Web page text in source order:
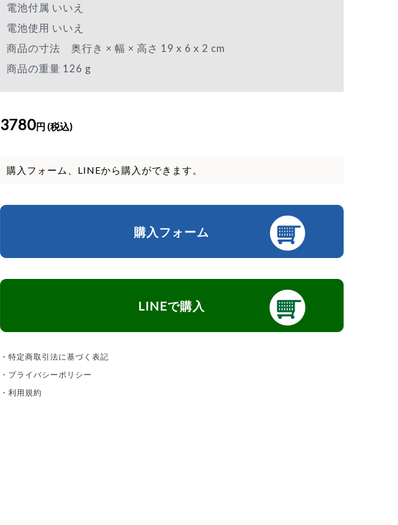
電池付属 いいえ
電池使用 いいえ
商品の寸法 奥行き × 幅 × 高さ 19 x 6 x 2 cm
商品の重量 126 g
3780円 (税込)
購入フォーム、LINEから購入ができます。
購入フォーム
LINEで購入
・特定商取引法に基づく表記
・プライバシーポリシー
・利用規約